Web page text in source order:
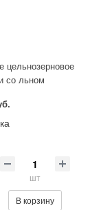
цельнозерновое
со льном
шт
В корзину